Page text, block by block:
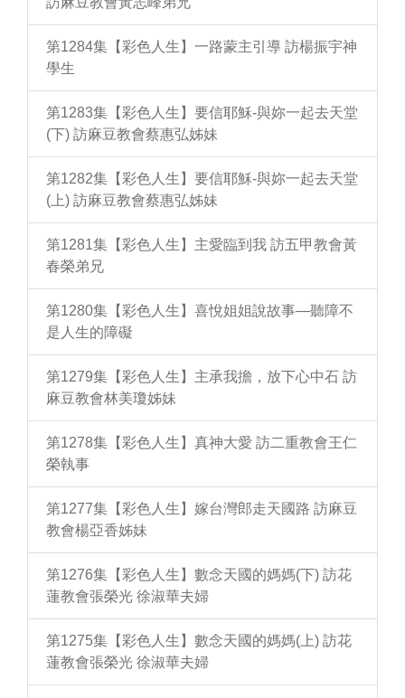
第1284集【彩色人生】一路蒙主引導 訪楊振宇神
學生
第1283集【彩色人生】要信耶穌-與妳一起去天堂
(下) 訪麻豆教會蔡惠弘姊妹
第1282集【彩色人生】要信耶穌-與妳一起去天堂
(上) 訪麻豆教會蔡惠弘姊妹
第1281集【彩色人生】主愛臨到我 訪五甲教會黃
春榮弟兄
第1280集【彩色人生】喜悅姐姐說故事—聽障不
是人生的障礙
第1279集【彩色人生】主承我擔，放下心中石 訪
麻豆教會林美瓊姊妹
第1278集【彩色人生】真神大愛 訪二重教會王仁
榮執事
第1277集【彩色人生】嫁台灣郎走天國路 訪麻豆
教會楊亞香姊妹
第1276集【彩色人生】數念天國的媽媽(下) 訪花
蓮教會張榮光 徐淑華夫婦
第1275集【彩色人生】數念天國的媽媽(上) 訪花
蓮教會張榮光 徐淑華夫婦